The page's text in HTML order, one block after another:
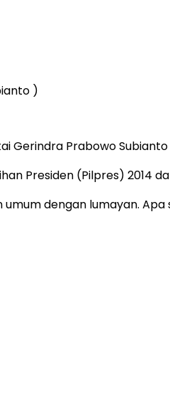
)
Gerindra Prabowo
Presiden (Pilpres) 2014
dengan lumayan.